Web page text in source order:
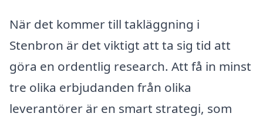
När det kommer till takläggning i
Stenbron är det viktigt att ta sig tid att
göra en ordentlig research. Att få in minst
tre olika erbjudanden från olika
leverantörer är en smart strategi, som